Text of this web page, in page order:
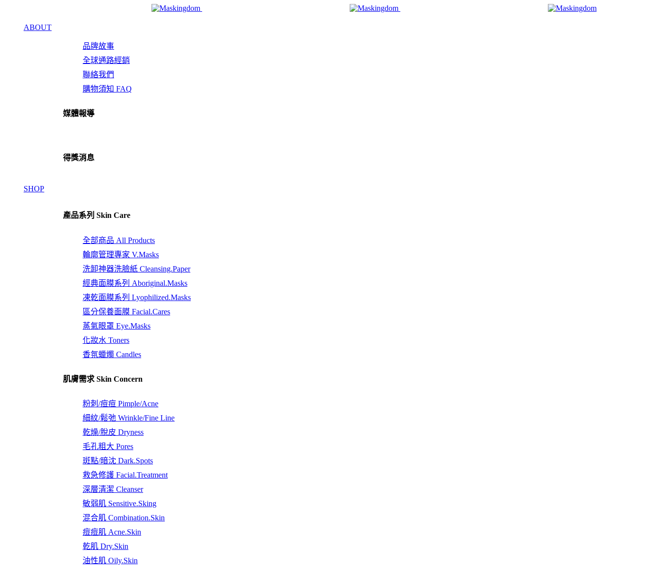
ABOUT
品牌故事
全球通路經銷
聯絡我們
購物須知 FAQ
媒體報導
得獎消息
SHOP
產品系列 Skin Care
全部商品 All Products
輪廓管理專家 V.Masks
洗卸神器洗臉紙 Cleansing.Paper
經典面膜系列 Aboriginal.Masks
凍乾面膜系列 Lyophilized.Masks
區分保養面膜 Facial.Cares
蒸氣眼罩 Eye.Masks
化妝水 Toners
香氛蠟燭 Candles
肌膚需求 Skin Concern
粉刺/痘痘 Pimple/Acne
細紋/鬆弛 Wrinkle/Fine Line
乾燥/脫皮 Dryness
毛孔粗大 Pores
斑點/暗沈 Dark.Spots
救急修護 Facial.Treatment
深層清潔 Cleanser
敏弱肌 Sensitive.Sking
混合肌 Combination.Skin
痘痘肌 Acne.Skin
乾肌 Dry.Skin
油性肌 Oily.Skin